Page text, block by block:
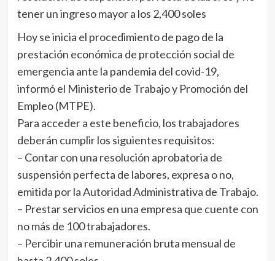
tener un ingreso mayor a los 2,400 soles
Hoy se inicia el procedimiento de pago de la
prestación económica de protección social de
emergencia ante la pandemia del covid-19,
informó el Ministerio de Trabajo y Promoción del
Empleo (MTPE).
Para acceder a este beneficio, los trabajadores
deberán cumplir los siguientes requisitos:
– Contar con una resolución aprobatoria de
suspensión perfecta de labores, expresa o no,
emitida por la Autoridad Administrativa de Trabajo.
– Prestar servicios en una empresa que cuente con
no más de 100 trabajadores.
– Percibir una remuneración bruta mensual de